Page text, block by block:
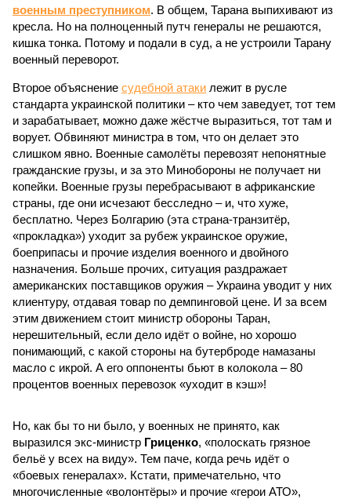
военным преступником. В общем, Тарана выпихивают из
кресла. Но на полноценный путч генералы не решаются,
кишка тонка. Потому и подали в суд, а не устроили Тарану
военный переворот.
Второе объяснение судебной атаки лежит в русле
стандарта украинской политики – кто чем заведует, тот тем
и зарабатывает, можно даже жёстче выразиться, тот там и
ворует. Обвиняют министра в том, что он делает это
слишком явно. Военные самолёты перевозят непонятные
гражданские грузы, и за это Минобороны не получает ни
копейки. Военные грузы перебрасывают в африканские
страны, где они исчезают бесследно – и, что хуже,
бесплатно. Через Болгарию (эта страна-транзитёр,
«прокладка») уходит за рубеж украинское оружие,
боеприпасы и прочие изделия военного и двойного
назначения. Больше прочих, ситуация раздражает
американских поставщиков оружия – Украина уводит у них
клиентуру, отдавая товар по демпинговой цене. И за всем
этим движением стоит министр обороны Таран,
нерешительный, если дело идёт о войне, но хорошо
понимающий, с какой стороны на бутерброде намазаны
масло с икрой. А его оппоненты бьют в колокола – 80
процентов военных перевозок «уходит в кэш»!
Но, как бы то ни было, у военных не принято, как
выразился экс-министр Гриценко, «полоскать грязное
бельё у всех на виду». Тем паче, когда речь идёт о
«боевых генералах». Кстати, примечательно, что
многочисленные «волонтёры» и прочие «герои АТО»,